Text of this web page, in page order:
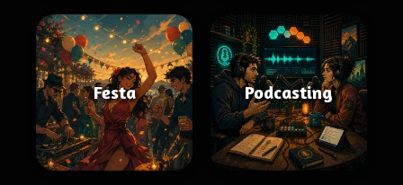
Festa Podcasting